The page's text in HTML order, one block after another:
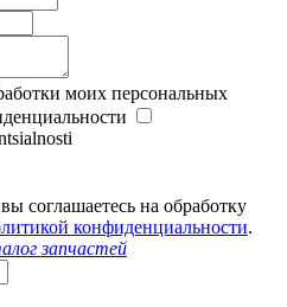
моих персональных
соглашаетесь на обработку
конфиденциальности.
запчастей